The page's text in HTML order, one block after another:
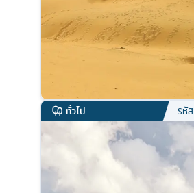
ทั่วไป รหัส